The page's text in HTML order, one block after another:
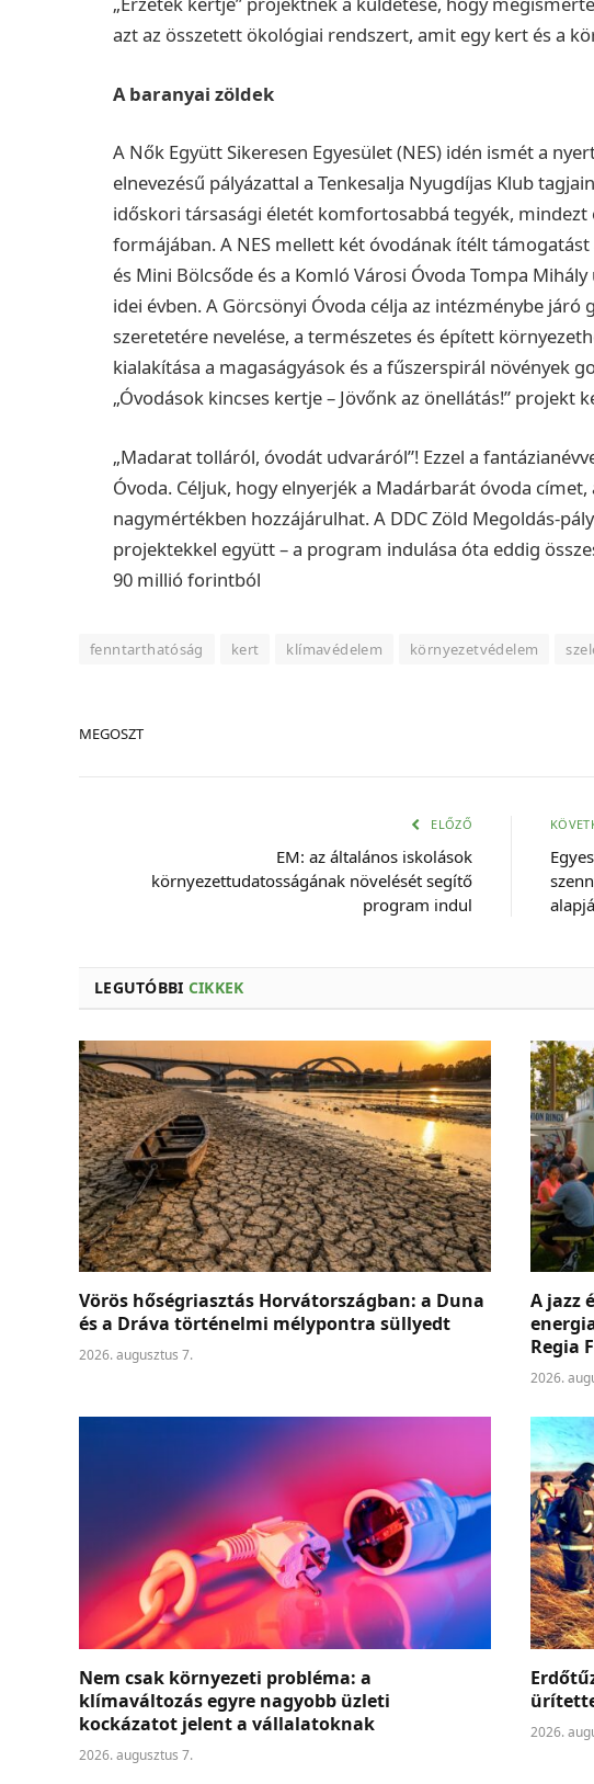
azt az összetett ökológiai rendszert, amit egy kert és a
A baranyai zöldek
A Nők Együtt Sikeresen Egyesület (NES) idén ismét a
elnevezésű pályázattal a Tenkesalja Nyugdíjas Klub
időskori társasági életét komfortosabbá tegyék, mindezt
formájában.A NES mellett két óvodának ítélt
és Mini Bölcsőde és a Komló Városi Óvoda Tompa
idei évben.A Görcsönyi Óvoda célja az intézménybe járó
szeretetére nevelése, a természetes és épített
kialakítása a magaságyások és a fűszerspirál növények
„Óvodások kincses kertje – Jövőnk az önellátás!” projekt
„Madarat tolláról, óvodát udvaráról”! Ezzel a
Óvoda. Céljuk, hogy elnyerjék a Madárbarát óvoda
nagymértékben hozzájárulhat.A DDC Zöld Megoldás-
projektekkel együtt – a program indulása óta eddig
90 millió forintból
fenntarthatóság kert klímavédelem környezetvédelem
MEGOSZT
ELŐZŐ
EM: az általános iskolások
környezettudatosságának növelését segítő
program indul
LEGUTÓBBI CIKKEK
Vörös hőségriasztás Horvátországban: a Duna
és a Dráva történelmi mélypontra süllyedt
2026. augusztus 7.
A jazz
Regia
2026.
Nem csak környezeti probléma: a
klímaváltozás egyre nagyobb üzleti
kockázatot jelent a vállalatoknak
2026. augusztus 7.
2026.